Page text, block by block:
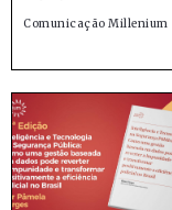
Comunicação Millenium